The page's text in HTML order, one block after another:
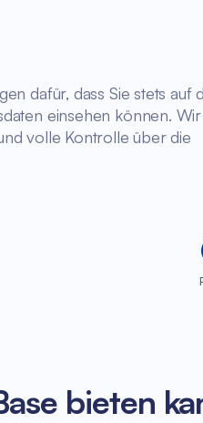
dafür, dass Sie stets auf
einsehen können. Wir
volle Kontrolle über die
bieten